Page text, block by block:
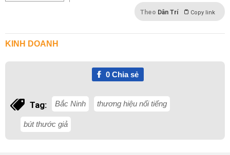
Theo Dân Trí Copy link
KINH DOANH
0Chia sẻ
Tag: Bắc Ninh thương hiệu nổi tiếng
bút thước giả